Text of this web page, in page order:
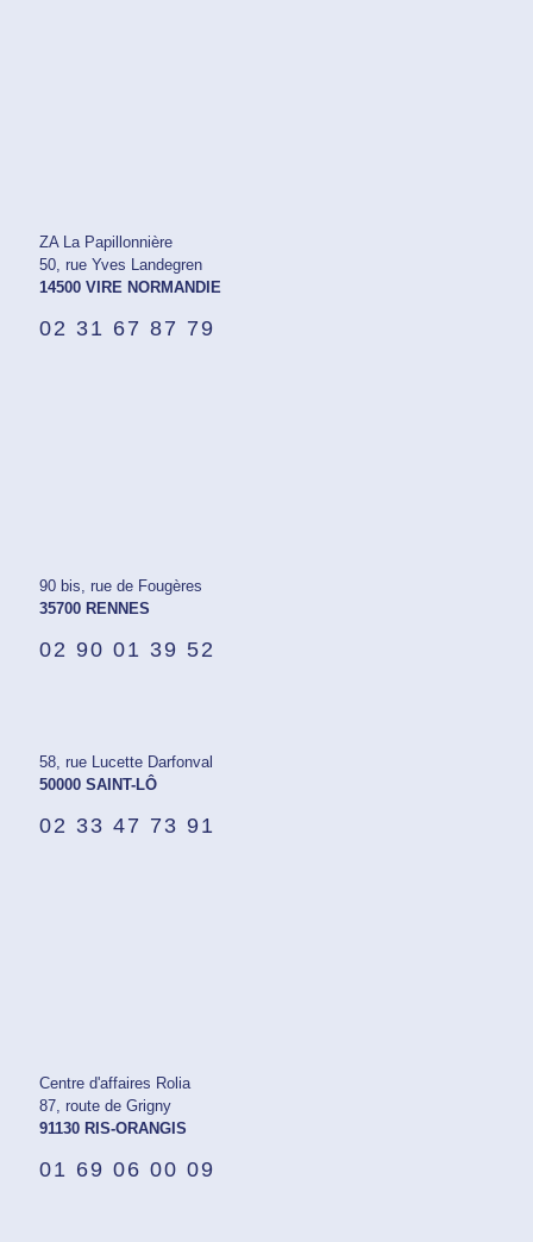
ZA La Papillonnière
50, rue Yves Landegren
14500 VIRE NORMANDIE
02 31 67 87 79
90 bis, rue de Fougères
35700 RENNES
02 90 01 39 52
58, rue Lucette Darfonval
50000 SAINT-LÔ
02 33 47 73 91
Centre d'affaires Rolia
87, route de Grigny
91130 RIS-ORANGIS
01 69 06 00 09